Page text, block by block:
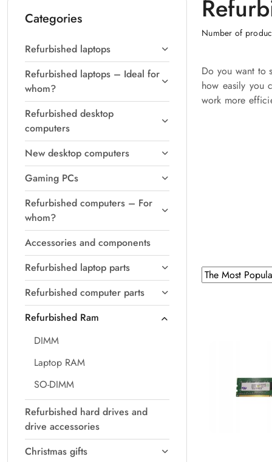
Categories
Refurbished laptops
Refurbished laptops – Ideal for
whom?
Refurbished desktop
computers
New desktop computers
Gaming PCs
Refurbished computers – For
whom?
Accessories and components
Refurbished laptop parts
Refurbished computer parts
Refurbished Ram
DIMM
Laptop RAM
SO-DIMM
Refurbished hard drives and
drive accessories
Christmas gifts
Number of
Do you want to
how easily you
work more
Sorting
applied:
Sort
by